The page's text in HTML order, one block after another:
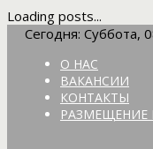
Loading posts...
Сегодня: Суббота,
О НАС
ВАКАНСИИ
КОНТАКТЫ
РАЗМЕЩЕНИЕ